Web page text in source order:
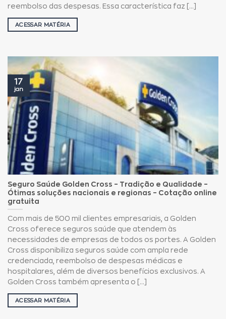
reembolso das despesas. Essa característica faz [...]
ACESSAR MATÉRIA
Seguro Saúde Golden Cross – Tradição e Qualidade –
Ótimas soluções nacionais e regionas – Cotação online
gratuita
Com mais de 500 mil clientes empresariais, a Golden
Cross oferece seguros saúde que atendem às
necessidades de empresas de todos os portes. A Golden
Cross disponibiliza seguros saúde com ampla rede
credenciada, reembolso de despesas médicas e
hospitalares, além de diversos benefícios exclusivos. A
Golden Cross também apresenta o [...]
ACESSAR MATÉRIA
17
jan